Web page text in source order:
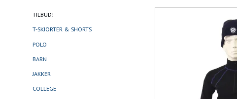
TILBUD!
T-SKJORTER & SHORTS
POLO
BARN
JAKKER
COLLEGE